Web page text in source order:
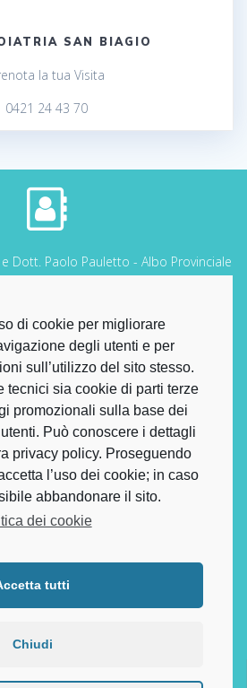
di cookie per migliorare
degli utenti e per
sull’utilizzo del sito stesso.
tecnici sia cookie di parti terze
promozionali sulla base dei
Può conoscere i dettagli
privacy policy. Proseguendo
l’uso dei cookie; in caso
abbandonare il sito.
dei cookie
tutti
Chiudi
SAN BIAGIO
la tua Visita
0421 24 43 70
Dott. Paolo Pauletto - Albo Provinciale
di VENEZIA n. 7339
Odontoiatrici Dott. Alessandro
degli Odontoiatri di Venezia n.
sanitaria Comune di Fossalta di
del 11.04.2024 - Polizza Assicurativa
n. 2021/10/3362161
- Piazza San Biagio – Fossalta di
- Centro Medico San Biagio Srl a